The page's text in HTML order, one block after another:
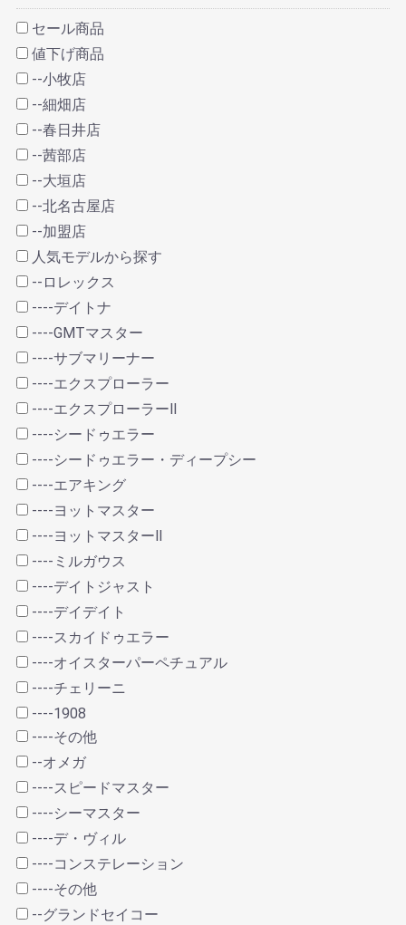
セール商品
値下げ商品
--小牧店
--細畑店
--春日井店
--茜部店
--大垣店
--北名古屋店
--加盟店
人気モデルから探す
--ロレックス
----デイトナ
----GMTマスター
----サブマリーナー
----エクスプローラー
----エクスプローラーⅡ
----シードゥエラー
----シードゥエラー・ディープシー
----エアキング
----ヨットマスター
----ヨットマスターⅡ
----ミルガウス
----デイトジャスト
----デイデイト
----スカイドゥエラー
----オイスターパーペチュアル
----チェリーニ
----1908
----その他
--オメガ
----スピードマスター
----シーマスター
----デ・ヴィル
----コンステレーション
----その他
--グランドセイコー